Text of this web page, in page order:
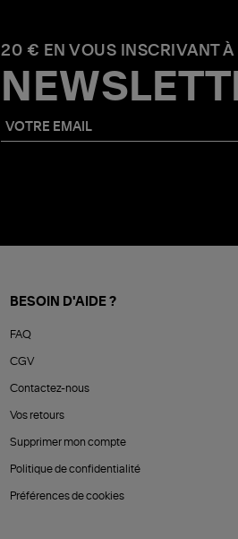
20 € EN VOUS INSCRIVANT À
BESOIN D'AIDE ?
FAQ
CGV
Contactez-nous
Vos retours
Supprimer mon compte
Politique de confidentialité
Préférences de cookies